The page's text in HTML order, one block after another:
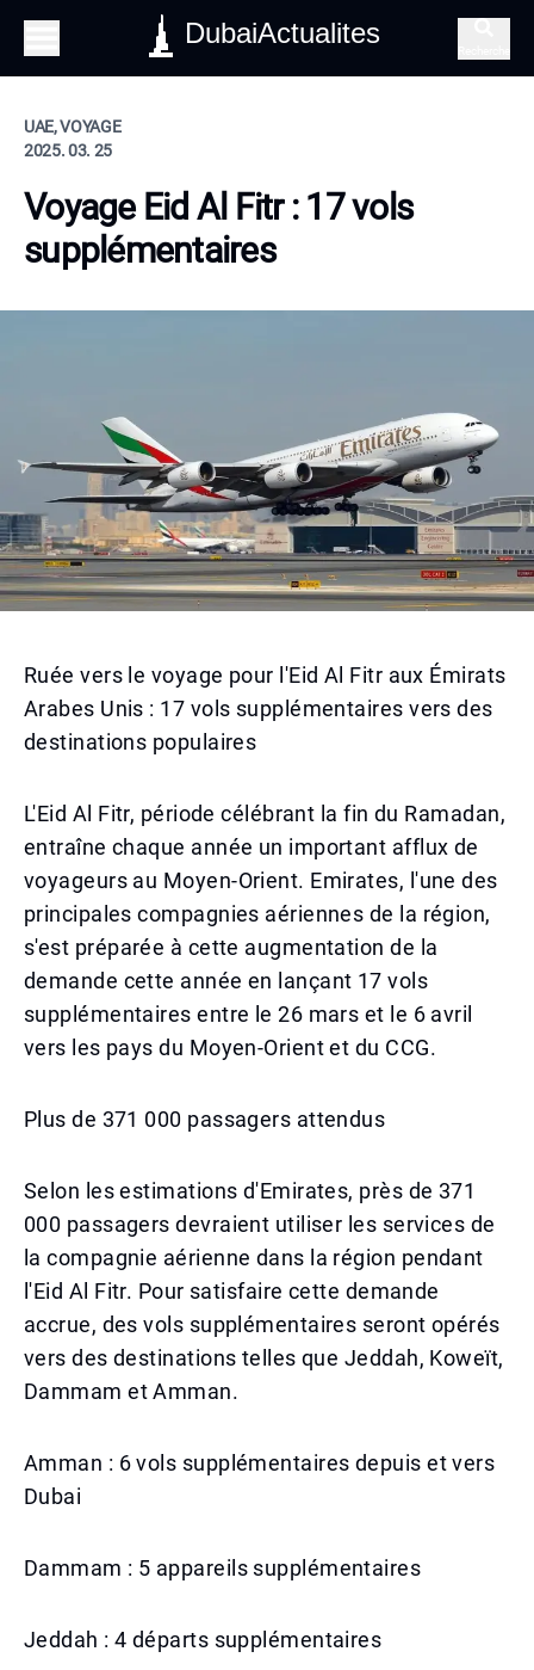
DubaiActualites
UAE, VOYAGE
2025. 03. 25
Voyage Eid Al Fitr : 17 vols
supplémentaires
Ruée vers le voyage pour l'Eid Al Fitr aux Émirats
Arabes Unis : 17 vols supplémentaires vers des
destinations populaires
L'Eid Al Fitr, période célébrant la fin du Ramadan,
entraîne chaque année un important afflux de
voyageurs au Moyen-Orient. Emirates, l'une des
principales compagnies aériennes de la région,
s'est préparée à cette augmentation de la
demande cette année en lançant 17 vols
supplémentaires entre le 26 mars et le 6 avril
vers les pays du Moyen-Orient et du CCG.
Plus de 371 000 passagers attendus
Selon les estimations d'Emirates, près de 371
000 passagers devraient utiliser les services de
la compagnie aérienne dans la région pendant
l'Eid Al Fitr. Pour satisfaire cette demande
accrue, des vols supplémentaires seront opérés
vers des destinations telles que Jeddah, Koweït,
Dammam et Amman.
Amman : 6 vols supplémentaires depuis et vers
Dubai
Dammam : 5 appareils supplémentaires
Jeddah : 4 départs supplémentaires